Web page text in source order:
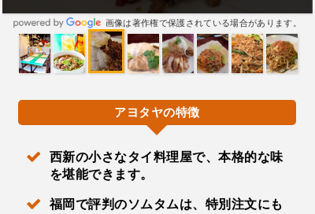
画像は著作権で保護されている場合があります。
アヨタヤの特徴
西新の小さなタイ料理屋で、本格的な味
を堪能できます。
福岡で評判のソムタムは、特別注文にも